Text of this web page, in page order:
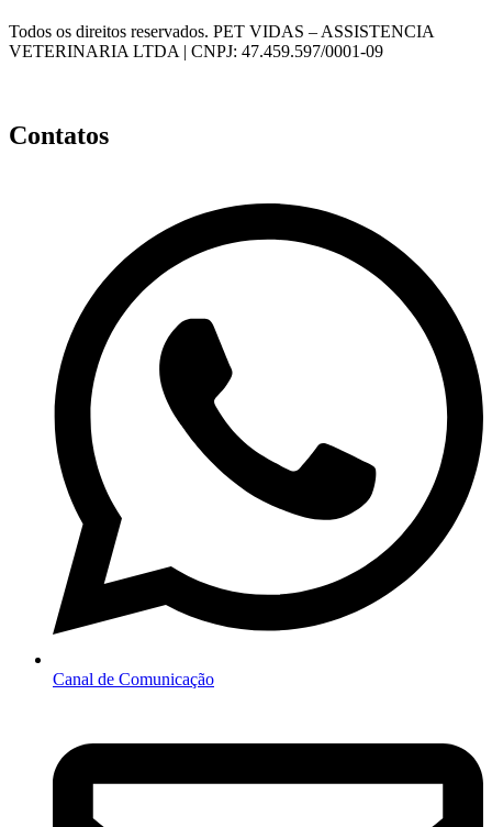
Todos os direitos reservados. PET VIDAS – ASSISTENCIA
VETERINARIA LTDA | CNPJ: 47.459.597/0001-09
Contatos
Canal de Comunicação